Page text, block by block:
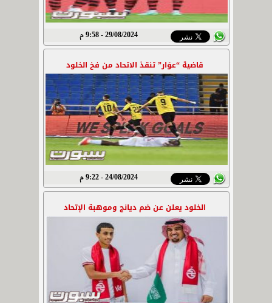
29/08/2024 - 9:58 م
قاضية “عوَار” تنقذ الاتحاد من فخ الخلود
24/08/2024 - 9:22 م
الخلود يعلن عن ضم ديانج وموهبة الإتحاد